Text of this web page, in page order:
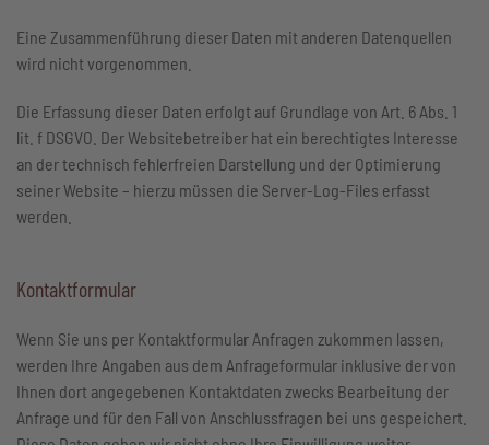
Eine Zusammenführung dieser Daten mit anderen Datenquellen
wird nicht vorgenommen.
Die Erfassung dieser Daten erfolgt auf Grundlage von Art. 6 Abs. 1
lit. f DSGVO. Der Websitebetreiber hat ein berechtigtes Interesse
an der technisch fehlerfreien Darstellung und der Optimierung
seiner Website – hierzu müssen die Server-Log-Files erfasst
werden.
Kontaktformular
Wenn Sie uns per Kontaktformular Anfragen zukommen lassen,
werden Ihre Angaben aus dem Anfrageformular inklusive der von
Ihnen dort angegebenen Kontaktdaten zwecks Bearbeitung der
Anfrage und für den Fall von Anschlussfragen bei uns gespeichert.